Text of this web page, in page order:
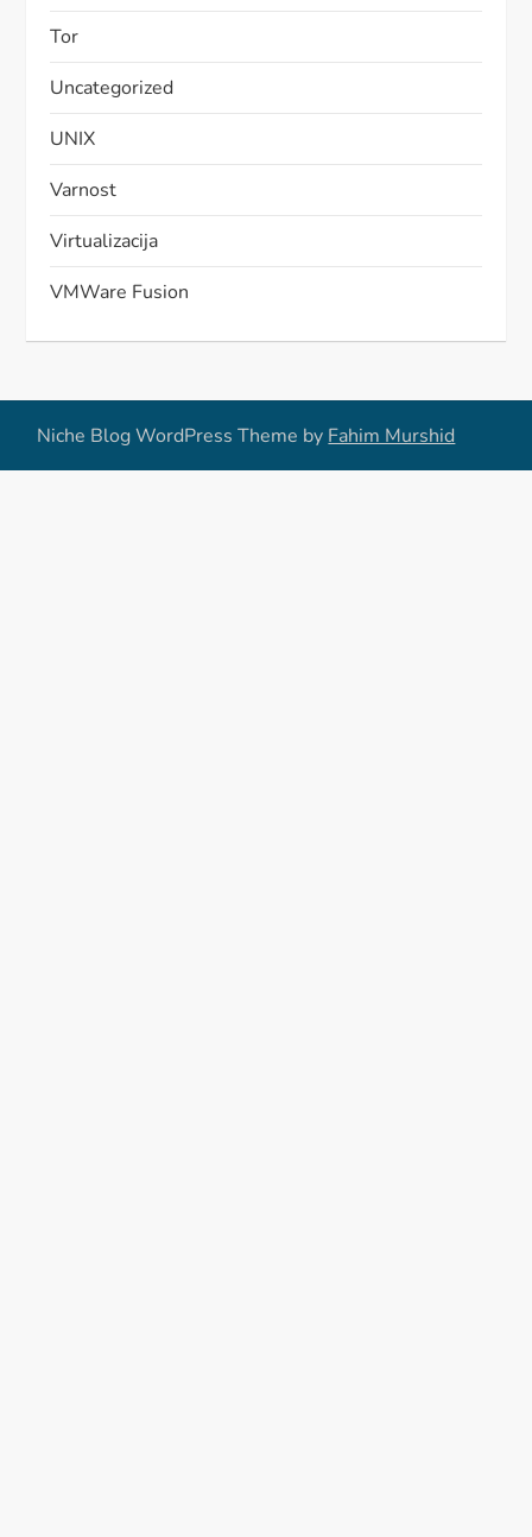
Tor
Uncategorized
UNIX
Varnost
Virtualizacija
VMWare Fusion
Niche Blog WordPress Theme by Fahim Murshid